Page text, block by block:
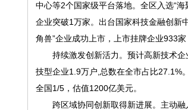
中心等2个国家级平台落地。全区入选“
企业突破1万家。出台国家科技金融创新
角兽”企业成功上市，上市挂牌企业933
持续激发创新活力。预计高新技术企
技型企业1.9万户,总数在全市占比27.1%
全国1/5，估值1200亿美元。
跨区域协同创新取得新进展。主动融